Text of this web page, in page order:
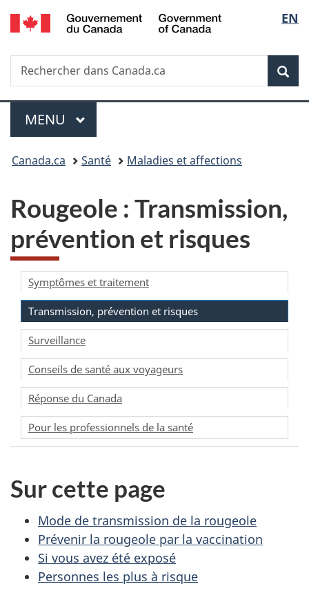
Passer
au
principal
Passer
à
Au
du
Passer
à
version
simplifiée
de
la
EN
Recherche
Rechercher
dans
Menu
MENU PRINCIPAL
Vous
ici :
Canada.ca Santé Maladies et affections
Rougeole : Transmission,
prévention et risques
Symptômes et traitement
Transmission, prévention et risques
Surveillance
Conseils de santé aux voyageurs
Réponse du Canada
Pour les professionnels de la santé
Sur cette page
Mode de transmission de la rougeole
Prévenir la rougeole par la vaccination
Si vous avez été exposé
Personnes les plus à risque